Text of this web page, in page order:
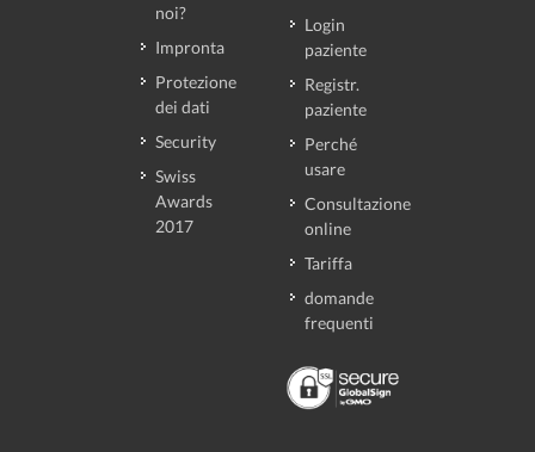
noi?
Impronta
Protezione
dei dati
Security
Swiss
Awards
2017
Login
paziente
Registr.
paziente
Perché
usare
Consultazione
online
Tariffa
domande
frequenti